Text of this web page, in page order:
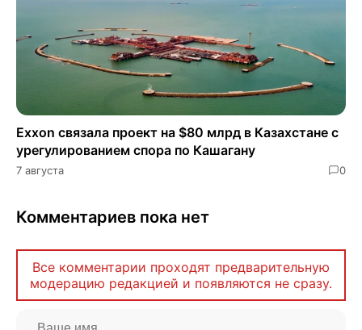
Exxon связала проект на $80 млрд в Казахстане с
урегулированием спора по Кашагану
7 августа 0
Комментариев пока нет
Все комментарии проходят предварительную
модерацию редакцией и появляются не сразу.